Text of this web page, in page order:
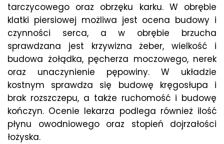
tarczycowego oraz obrzęku karku. W obrębie
klatki piersiowej możliwa jest ocena budowy i
czynności serca, a w obrębie brzucha
sprawdzana jest krzywizna żeber, wielkość i
budowa żołądka, pęcherza moczowego, nerek
oraz unaczynienie pępowiny. W układzie
kostnym sprawdza się budowę kręgosłupa i
brak rozszczepu, a także ruchomość i budowę
kończyn. Ocenie lekarza podlega również ilość
płynu owodniowego oraz stopień dojrzałości
łożyska.